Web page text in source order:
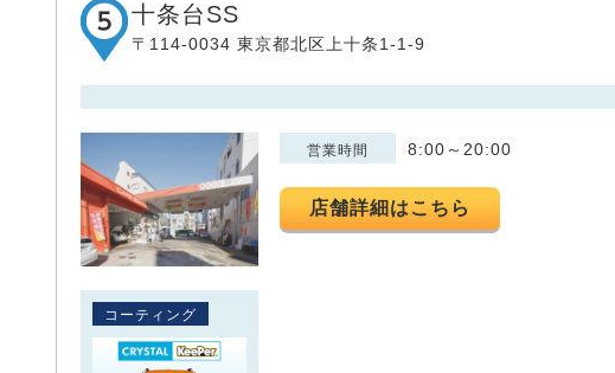
十条台SS
〒114-0034 東京都北区上十条1-1-9
営業時間 8:00～20:00
店舗詳細はこちら
コーティング